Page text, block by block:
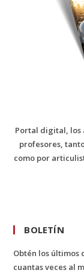
Portal digital, los
profesores,
como por
BOLETÍN
Obtén los últimos
cuantas veces al